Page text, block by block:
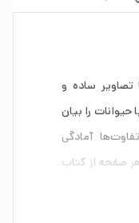
تصاویر ساده و
را بیان
آمادگی
صفحه از کتاب
و رنگارنگی